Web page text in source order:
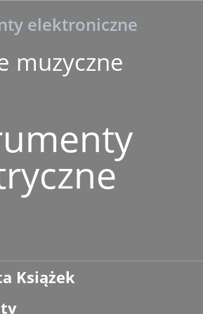
elektroniczne
muzyczne
Książek